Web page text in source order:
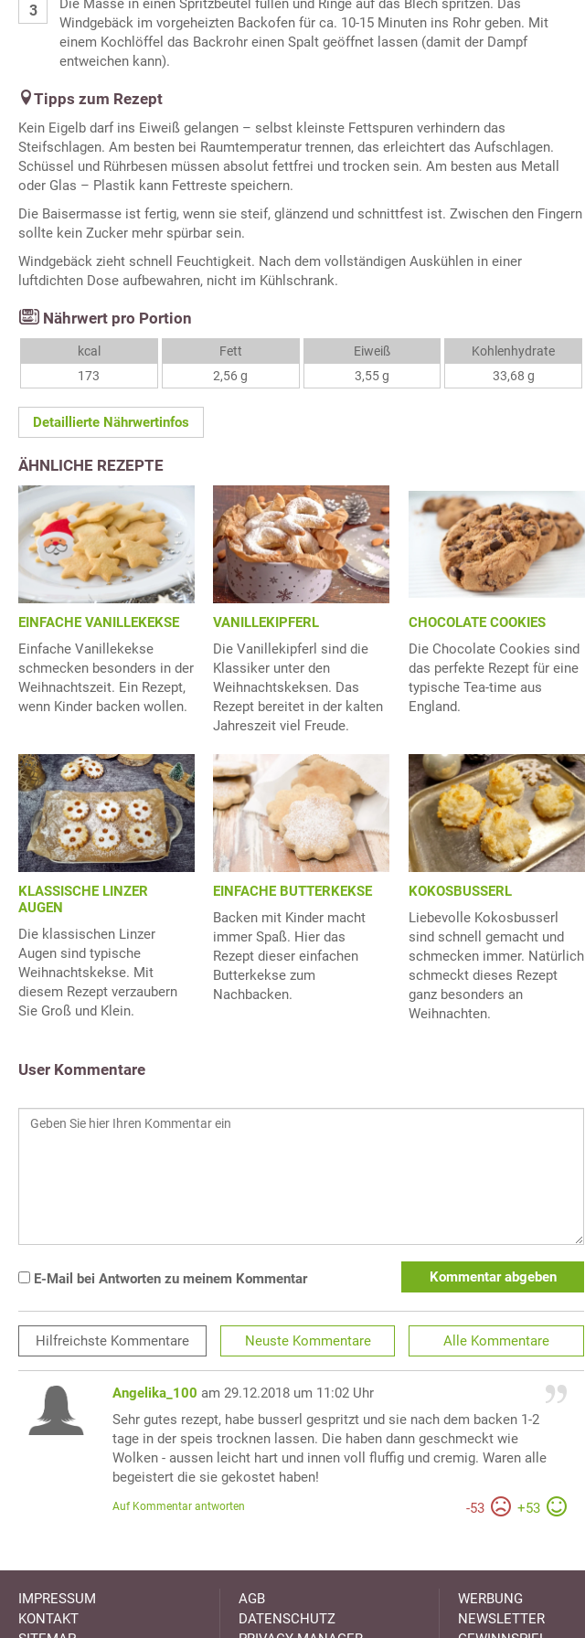
Die Masse in einen Spritzbeutel füllen und Ringe auf das Blech spritzen. Das
Windgebäck im vorgeheizten Backofen für ca. 10-15 Minuten ins Rohr geben. Mit
einem Kochlöffel das Backrohr einen Spalt geöffnet lassen (damit der Dampf
entweichen kann).
Tipps zum Rezept
Kein Eigelb darf ins Eiweiß gelangen – selbst kleinste Fettspuren verhindern das
Steifschlagen. Am besten bei Raumtemperatur trennen, das erleichtert das Aufschlagen.
Schüssel und Rührbesen müssen absolut fettfrei und trocken sein. Am besten aus Metall
oder Glas – Plastik kann Fettreste speichern.
Die Baisermasse ist fertig, wenn sie steif, glänzend und schnittfest ist. Zwischen den Fingern
sollte kein Zucker mehr spürbar sein.
Windgebäck zieht schnell Feuchtigkeit. Nach dem vollständigen Auskühlen in einer
luftdichten Dose aufbewahren, nicht im Kühlschrank.
Nährwert pro Portion
kcal
173
Fett
2,56 g
Eiweiß
3,55 g
Kohlenhydrate
33,68 g
Detaillierte Nährwertinfos
ÄHNLICHE REZEPTE
EINFACHE VANILLEKEKSE
Einfache Vanillekekse
schmecken besonders in der
Weihnachtszeit. Ein Rezept,
wenn Kinder backen wollen.
VANILLEKIPFERL
Die Vanillekipferl sind die
Klassiker unter den
Weihnachtskeksen. Das
Rezept bereitet in der kalten
Jahreszeit viel Freude.
CHOCOLATE COOKIES
Die Chocolate Cookies sind
das perfekte Rezept für eine
typische Tea-time aus
England.
KLASSISCHE LINZER
AUGEN
Die klassischen Linzer
Augen sind typische
Weihnachtskekse. Mit
diesem Rezept verzaubern
Sie Groß und Klein.
EINFACHE BUTTERKEKSE
Backen mit Kinder macht
immer Spaß. Hier das
Rezept dieser einfachen
Butterkekse zum
Nachbacken.
KOKOSBUSSERL
Liebevolle Kokosbusserl
sind schnell gemacht und
schmecken immer. Natürlich
schmeckt dieses Rezept
ganz besonders an
Weihnachten.
User Kommentare
E-Mail bei Antworten zu meinem Kommentar Kommentar abgeben
Hilfreichste Kommentare Neuste Kommentare Alle Kommentare
Angelika_100 am 29.12.2018 um 11:02 Uhr
Sehr gutes rezept, habe busserl gespritzt und sie nach dem backen 1-2
tage in der speis trocknen lassen. Die haben dann geschmeckt wie
Wolken - aussen leicht hart und innen voll fluffig und cremig. Waren alle
begeistert die sie gekostet haben!
-53 +53
Auf Kommentar antworten
IMPRESSUM
KONTAKT
AGB
DATENSCHUTZ
WERBUNG
NEWSLETTER